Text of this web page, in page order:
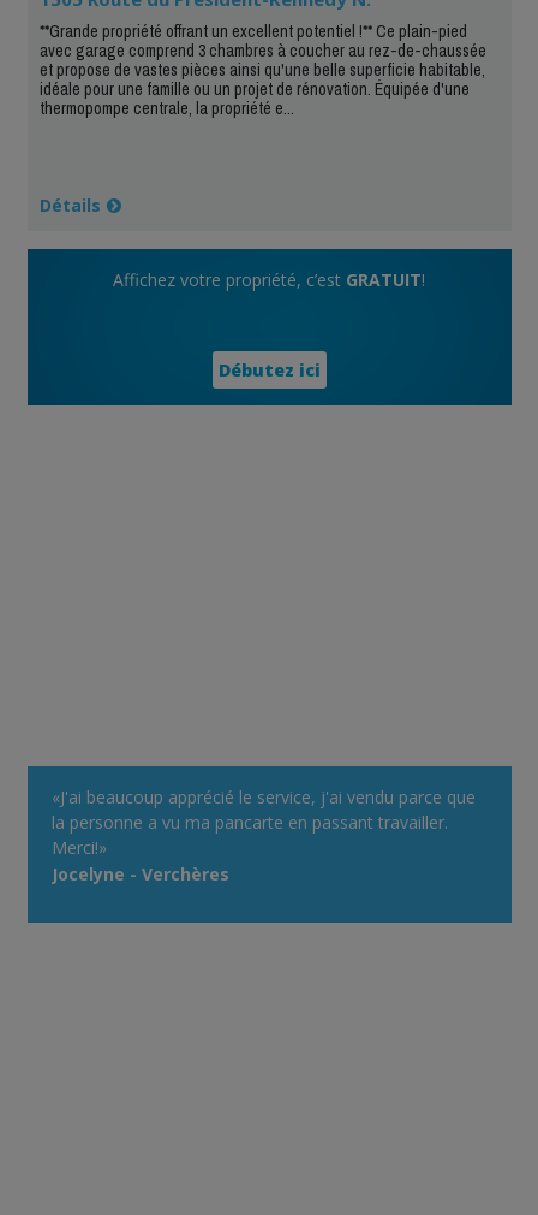
**Grande propriété offrant un excellent potentiel !** Ce plain-pied
avec garage comprend 3 chambres à coucher au rez-de-chaussée
et propose de vastes pièces ainsi qu'une belle superficie habitable,
idéale pour une famille ou un projet de rénovation. Équipée d'une
thermopompe centrale, la propriété e...
Détails
Affichez votre propriété, c’est GRATUIT!
Débutez ici
«J'ai beaucoup apprécié le service, j'ai vendu parce que
la personne a vu ma pancarte en passant travailler.
Merci!»
Jocelyne - Verchères